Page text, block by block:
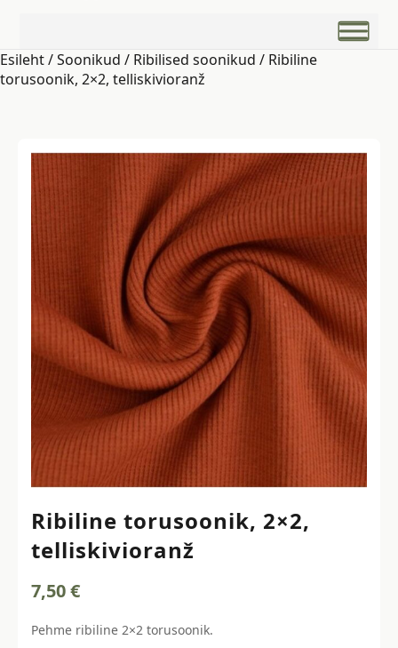
Esileht/Soonikud / Ribilised soonikud / Ribiline
torusoonik, 2×2, telliskivioranž
Ribiline torusoonik, 2×2,
telliskivioranž
7,50€
Pehme ribiline 2×2 torusoonik.